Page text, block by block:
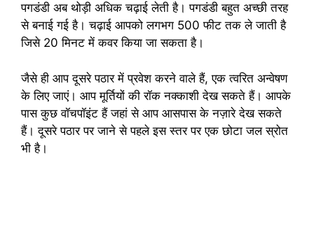
पगडंडी अब थोड़ी अधिक चढ़ाई लेती है। पगडंडी बहुत अच्छी तरह
से बनाई गई है। चढ़ाई आपको लगभग 500 फीट तक ले जाती है
जिसे 20 मिनट में कवर किया जा सकता है।
जैसे ही आप दूसरे पठार में प्रवेश करने वाले हैं, एक त्वरित अन्वेषण
के लिए जाएं। आप मूर्तियों की रॉक नक्काशी देख सकते हैं। आपके
पास कुछ वॉचपॉइंट हैं जहां से आप आसपास के नज़ारे देख सकते
हैं। दूसरे पठार पर जाने से पहले इस स्तर पर एक छोटा जल स्रोत
भी है।